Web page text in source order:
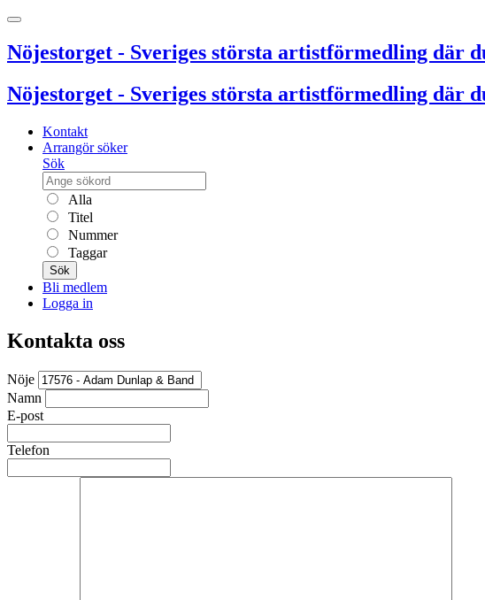
Nöjestorget - Sveriges största artistförmedling där
Nöjestorget - Sveriges största artistförmedling där
Kontakt
Arrangör söker
Sök
Alla
Titel
Nummer
Taggar
Sök
Bli medlem
Logga in
Kontakta oss
Nöje
Namn
E-post
Telefon